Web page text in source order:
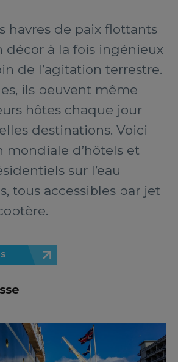
havres de paix flottants
décor à la fois ingénieux
de l’agitation terrestre.
ils peuvent même
hôtes chaque jour
destinations. Voici
mondiale d’hôtels et
sur l’eau
tous accessibles par jet